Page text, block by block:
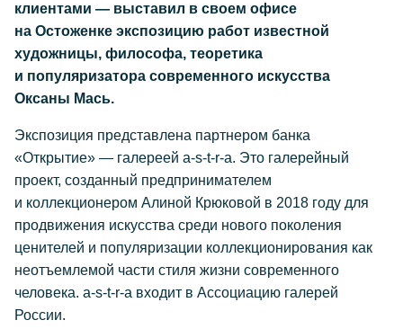
клиентами — выставил в своем офисе
на Остоженке экспозицию работ известной
художницы, философа, теоретика
и популяризатора современного искусства
Оксаны Мась.
Экспозиция представлена партнером банка
«Открытие» — галереей a-s-t-r-a. Это галерейный
проект, созданный предпринимателем
и коллекционером Алиной Крюковой в 2018 году для
продвижения искусства среди нового поколения
ценителей и популяризации коллекционирования как
неотъемлемой части стиля жизни современного
человека. a-s-t-r-a входит в Ассоциацию галерей
России.